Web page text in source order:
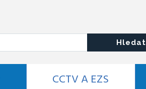
Hledat
CCTV A EZS